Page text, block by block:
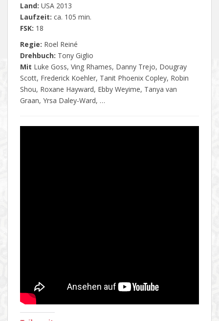
Land: USA 2013
Laufzeit: ca. 105 min.
FSK: 18
Regie: Roel Reiné
Drehbuch: Tony Giglio
Mit Luke Goss, Ving Rhames, Danny Trejo, Dougray
Scott, Frederick Koehler, Tanit Phoenix Copley, Robin
Shou, Roxane Hayward, Ebby Weyime, Tanya van
Graan, Yrsa Daley-Ward, …